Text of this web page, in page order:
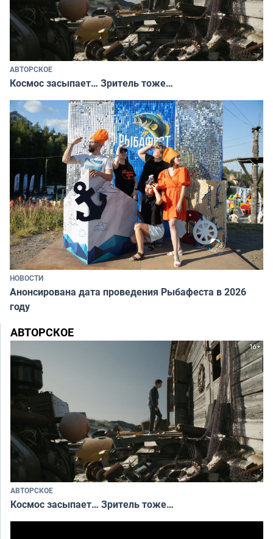
АВТОРСКОЕ
Космос засыпает… Зритель тоже…
НОВОСТИ
Анонсирована дата проведения Рыбафеста в 2026
году
АВТОРСКОЕ
АВТОРСКОЕ
Космос засыпает… Зритель тоже…